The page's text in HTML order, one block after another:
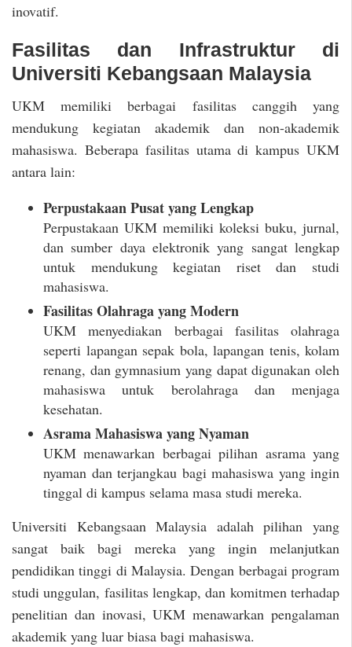
inovatif.
Fasilitas dan Infrastruktur di
Universiti Kebangsaan Malaysia
UKM memiliki berbagai fasilitas canggih yang
mendukung kegiatan akademik dan non-akademik
mahasiswa. Beberapa fasilitas utama di kampus UKM
antara lain:
Perpustakaan Pusat yang Lengkap
Perpustakaan UKM memiliki koleksi buku, jurnal,
dan sumber daya elektronik yang sangat lengkap
untuk mendukung kegiatan riset dan studi
mahasiswa.
Fasilitas Olahraga yang Modern
UKM menyediakan berbagai fasilitas olahraga
seperti lapangan sepak bola, lapangan tenis, kolam
renang, dan gymnasium yang dapat digunakan oleh
mahasiswa untuk berolahraga dan menjaga
kesehatan.
Asrama Mahasiswa yang Nyaman
UKM menawarkan berbagai pilihan asrama yang
nyaman dan terjangkau bagi mahasiswa yang ingin
tinggal di kampus selama masa studi mereka.
Universiti Kebangsaan Malaysia adalah pilihan yang
sangat baik bagi mereka yang ingin melanjutkan
pendidikan tinggi di Malaysia. Dengan berbagai program
studi unggulan, fasilitas lengkap, dan komitmen terhadap
penelitian dan inovasi, UKM menawarkan pengalaman
akademik yang luar biasa bagi mahasiswa.